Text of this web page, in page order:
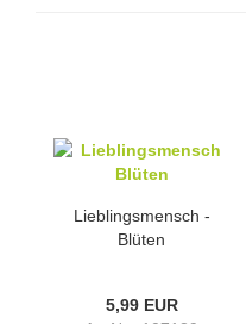
Lieblingsmensch -
Blüten
5,99 EUR